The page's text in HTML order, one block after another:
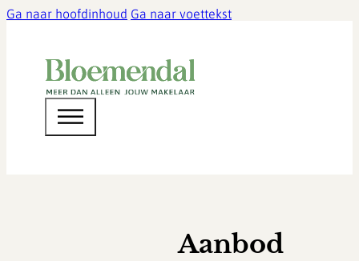
Ga naar hoofdinhoud Ga naar voettekst
Aanbod